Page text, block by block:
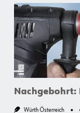
Nachgebohrt:
Würth Österreich